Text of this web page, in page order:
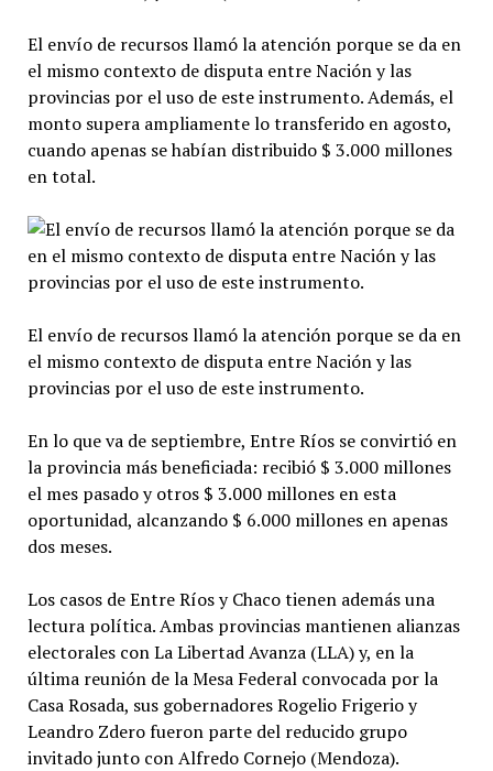
El envío de recursos llamó la atención porque se da en
el mismo contexto de disputa entre Nación y las
provincias por el uso de este instrumento. Además, el
monto supera ampliamente lo transferido en agosto,
cuando apenas se habían distribuido $ 3.000 millones
en total.
El envío de recursos llamó la atención porque se da en
el mismo contexto de disputa entre Nación y las
provincias por el uso de este instrumento.
En lo que va de septiembre, Entre Ríos se convirtió en
la provincia más beneficiada: recibió $ 3.000 millones
el mes pasado y otros $ 3.000 millones en esta
oportunidad, alcanzando $ 6.000 millones en apenas
dos meses.
Los casos de Entre Ríos y Chaco tienen además una
lectura política. Ambas provincias mantienen alianzas
electorales con La Libertad Avanza (LLA) y, en la
última reunión de la Mesa Federal convocada por la
Casa Rosada, sus gobernadores Rogelio Frigerio y
Leandro Zdero fueron parte del reducido grupo
invitado junto con Alfredo Cornejo (Mendoza).